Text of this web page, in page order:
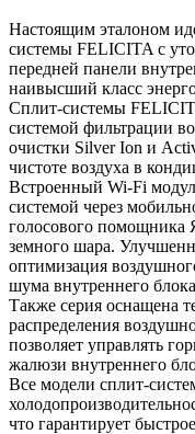
Настоящим эталоном
системы FELICITA с
передней панели
наивысший класс
Сплит-системы
системой фильтрации
очистки Silver Ion и
чистоте воздуха в
Встроенный Wi-Fi
системой через
голосового помощника
земного шара.
оптимизация
шума внутреннего
Также серия оснащена
распределения
позволяет управлять
жалюзи внутреннего
Все модели сплит-
что гарантирует